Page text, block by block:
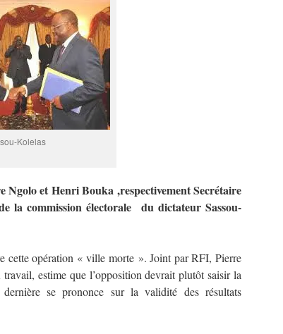
Kolelas
Ngolo et Henri Bouka ,respectivement Secrétaire
commission électorale du dictateur Sassou-
cette opération « ville morte ». Joint par RFI, Pierre
estime que l’opposition devrait plutôt saisir la
se prononce sur la validité des résultats